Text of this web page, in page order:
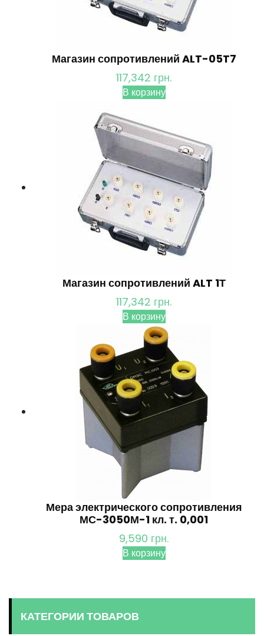
Магазин сопротивлений ALT-05T7
117,342 грн.
В корзину
Магазин сопротивлений ALT 1Т
117,342 грн.
В корзину
Мера электрического сопротивления
МС-3050М-1 кл. т. 0,001
9,590 грн.
В корзину
КАТЕГОРИИ ТОВАРОВ